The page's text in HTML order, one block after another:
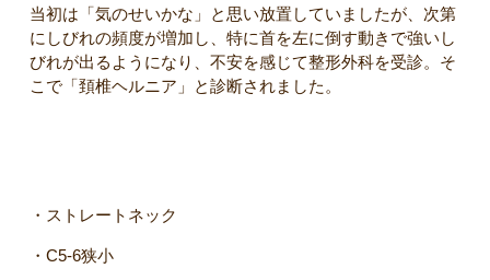
当初は「気のせいかな」と思い放置していましたが、次第
にしびれの頻度が増加し、特に首を左に倒す動きで強いし
びれが出るようになり、不安を感じて整形外科を受診。そ
こで「頚椎ヘルニア」と診断されました。
・ストレートネック
・C5-6狭小